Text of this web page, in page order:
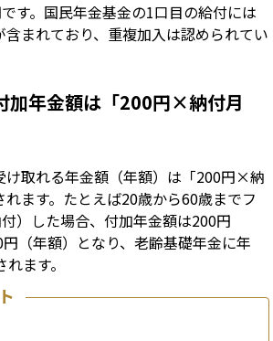
す。国民年金基金の1口目の給付には
まれており、重複加入は認められてい
加年金額は「200円×納付月
け取れる年金額（年額）は「200円×納
ます。たとえば20歳から60歳までフ
）した場合、付加年金額は200円
（年額）となり、老齢基礎年金に年
ます。